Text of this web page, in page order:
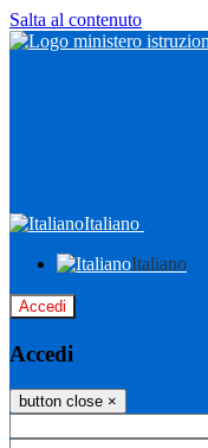
Salta al contenuto
Italiano
Italiano
Accedi
Accedi
button close ×